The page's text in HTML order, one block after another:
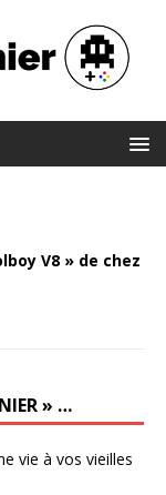
V8 » de chez
» …
vie à vos vieilles